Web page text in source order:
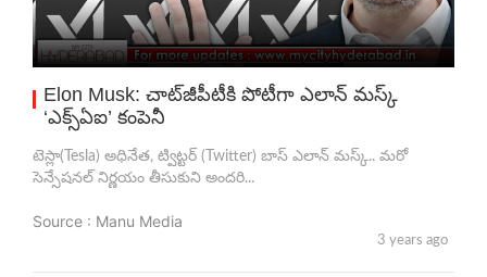
Elon Musk: చాట్‌జీపీటీకి పోటీగా ఎలాన్ మస్క్
‘ఎక్స్‌ఏఐ’ కంపెనీ
టెస్లా(Tesla) అధినేత, ట్విట్టర్ (Twitter) బాస్ ఎలాన్ మస్క్.. మరో
సెన్సేషనల్ నిర్ణయం తీసుకుని అందరి...
Source : Manu Media
3 years ago